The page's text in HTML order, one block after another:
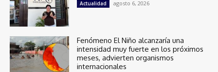
Actualidad agosto 6, 2026
Fenómeno El Niño alcanzaría una
intensidad muy fuerte en los próximos
meses, advierten organismos
internacionales